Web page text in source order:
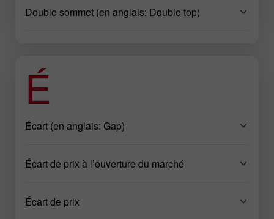
Double sommet (en anglais: Double top)
É
Écart (en anglais: Gap)
Écart de prix à l’ouverture du marché
Écart de prix